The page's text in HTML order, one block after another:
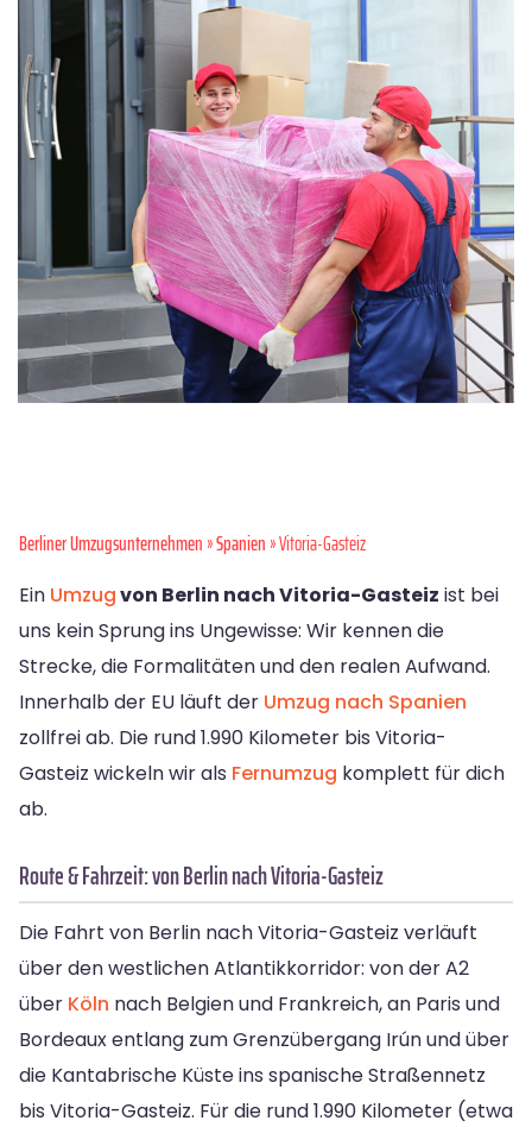
Berliner Umzugsunternehmen»Spanien» Vitoria-Gasteiz
Ein Umzugvon Berlin nach Vitoria-Gasteiz ist bei
uns kein Sprung ins Ungewisse: Wir kennen die
Strecke, die Formalitäten und den realen Aufwand.
Innerhalb der EU läuft der Umzug nach Spanien
zollfrei ab. Die rund 1.990 Kilometer bis Vitoria-
Gasteiz wickeln wir als Fernumzug komplett für dich
ab.
Route & Fahrzeit: von Berlin nach Vitoria-Gasteiz
Die Fahrt von Berlin nach Vitoria-Gasteiz verläuft
über den westlichen Atlantikkorridor: von der A2
über Köln nach Belgien und Frankreich, an Paris und
Bordeaux entlang zum Grenzübergang Irún und über
die Kantabrische Küste ins spanische Straßennetz
bis Vitoria-Gasteiz. Für die rund 1.990 Kilometer (etwa